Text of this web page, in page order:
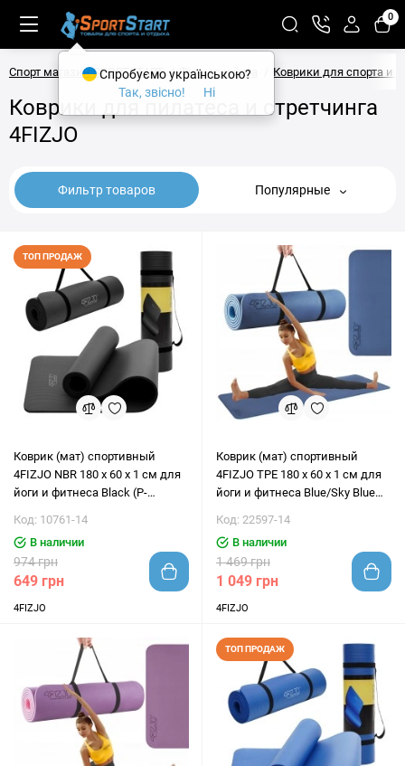
0
Спорт магазин SPORTSTART Фитнес и йога Коврики для спорта и
Коврики для пилатеса и стретчинга
4FIZJO
Фильтр товаров Популярные
ТОП ПРОДАЖ
Коврик (мат) спортивный
4FIZJO NBR 180 x 60 x 1 см для
йоги и фитнеса Black (P-
Код: 10761-14
В наличии
974 грн
649 грн
4FIZJO
Коврик (мат) спортивный
4FIZJO TPE 180 x 60 x 1 см для
йоги и фитнеса Blue/Sky Blue
Код: 22597-14
В наличии
1 469 грн
1 049 грн
4FIZJO
ТОП ПРОДАЖ
Спробуємо українською?
Так, звісно!
Ні